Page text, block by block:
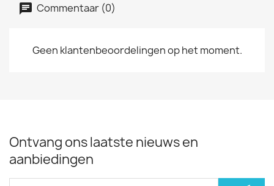
Commentaar (0)
Geen klantenbeoordelingen op het moment.
Ontvang ons laatste nieuws en
aanbiedingen